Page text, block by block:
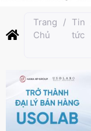
Trang
Chủ
/ Tin
tức